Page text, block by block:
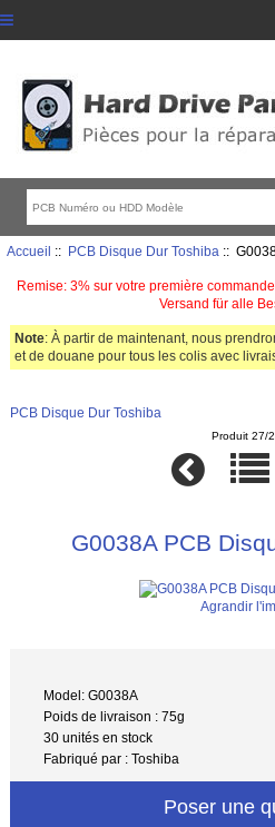
Accueil :: PCB Disque Dur Toshiba ::
Remise: 3% sur votre première
Versand für alle
Note: À partir de maintenant, nous
et de douane pour tous les colis avec
PCB Disque Dur Toshiba
Produit 27/
G0038A PCB
Agrandir
Model: G0038A
Poids de livraison : 75g
30 unités en stock
Fabriqué par : Toshiba
Poser une